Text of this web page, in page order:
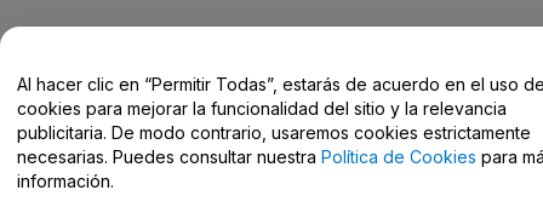
Derechos reservados © viagogo GmbH 2026 Datos de la Empresa
El uso de este sitio web constituye la aceptación de losTérminos y
Condiciones, de laPolítica de Privacidad, de laPolítica de Cookies
y de laPolítica de Privacidad para Móviles
Al hacer clic en “Permitir Todas”, estarás de acuerdo en el uso
cookies para mejorar la funcionalidad del sitio y la relevancia
publicitaria. De modo contrario, usaremos cookies estrictamente
necesarias. Puedes consultar nuestra Política de Cookies para
información.